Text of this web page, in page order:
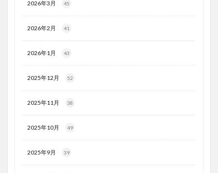
2026年3月 45
2026年2月 41
2026年1月 43
2025年12月 52
2025年11月 38
2025年10月 49
2025年9月 39